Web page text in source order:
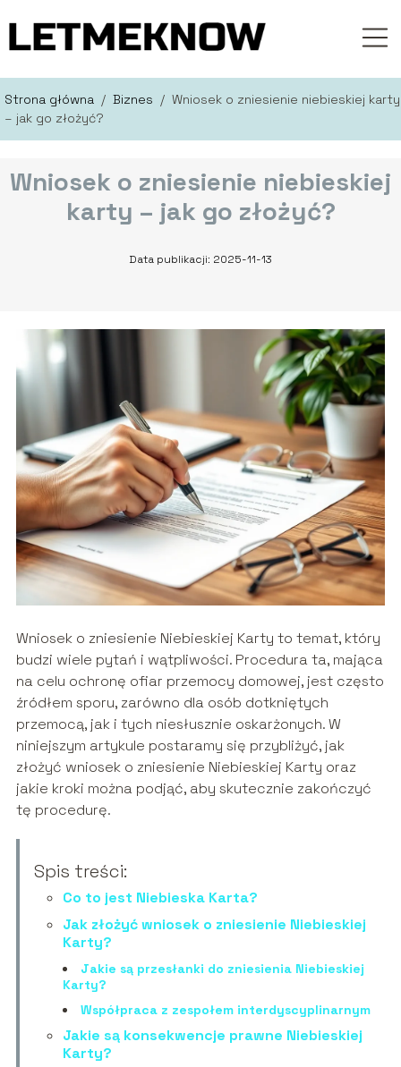
Strona główna / Biznes / Wniosek o zniesienie niebieskiej karty
– jak go złożyć?
Wniosek o zniesienie niebieskiej
karty – jak go złożyć?
Data publikacji: 2025-11-13
Wniosek o zniesienie Niebieskiej Karty to temat, który
budzi wiele pytań i wątpliwości. Procedura ta, mająca
na celu ochronę ofiar przemocy domowej, jest często
źródłem sporu, zarówno dla osób dotkniętych
przemocą, jak i tych niesłusznie oskarżonych. W
niniejszym artykule postaramy się przybliżyć, jak
złożyć wniosek o zniesienie Niebieskiej Karty oraz
jakie kroki można podjąć, aby skutecznie zakończyć
tę procedurę.
Spis treści:
Co to jest Niebieska Karta?
Jak złożyć wniosek o zniesienie Niebieskiej
Karty?
Jakie są przesłanki do zniesienia Niebieskiej
Karty?
Współpraca z zespołem interdyscyplinarnym
Jakie są konsekwencje prawne Niebieskiej
Karty?